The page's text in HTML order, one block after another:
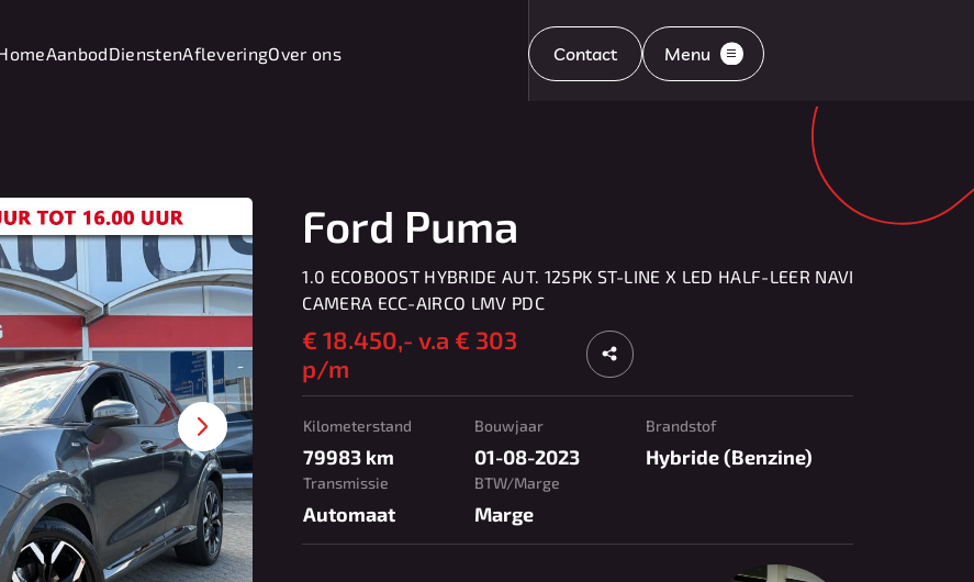
AanbodDienstenAfleveringOver ons Contact Menu
Home
Aanbod
Diensten
Aflevering
Over ons
Ford Puma
1.0 ECOBOOST HYBRIDE AUT. 125PK ST-LINE X LED HALF-LEER NAVI
CAMERA ECC-AIRCO LMV PDC
€ 18.450,-v.a € 303
p/m
Kilometerstand
79983 km
Bouwjaar
01-08-2023
Brandstof
Hybride (Benzine)
Transmissie
Automaat
BTW/Marge
Marge